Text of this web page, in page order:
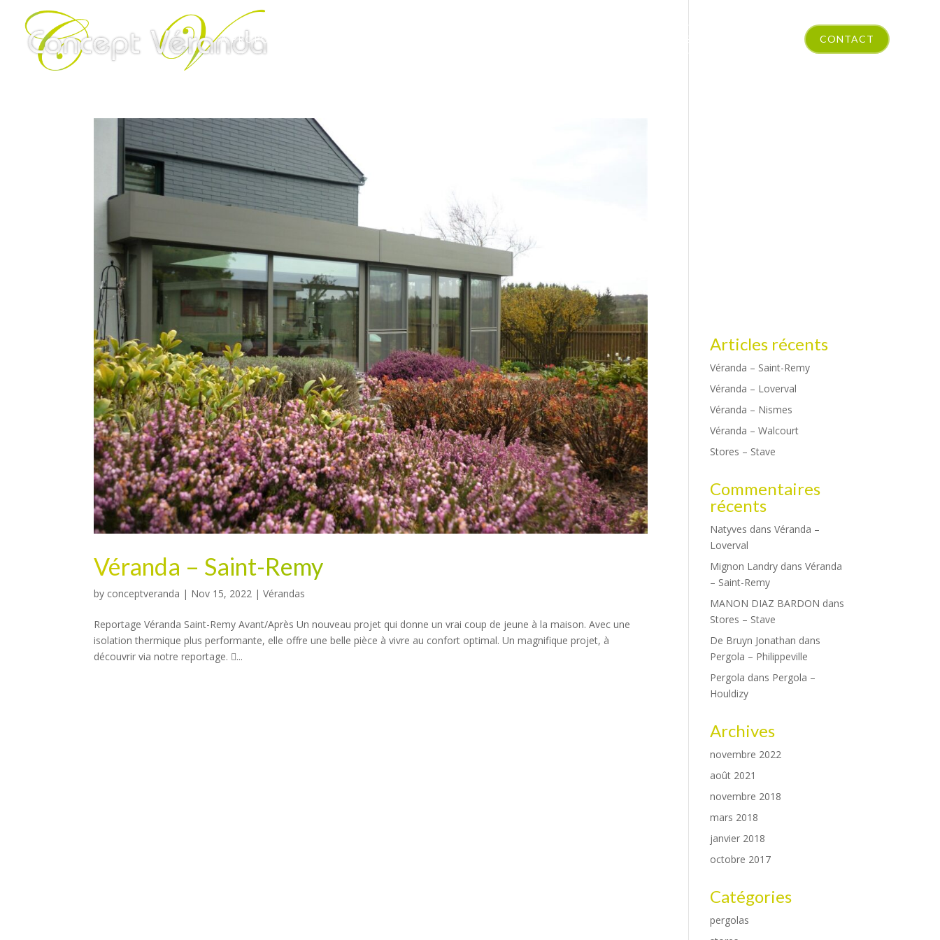
À PROPOS INTÉRIEUR TENDANCE CONTACT
Véranda – Saint-Remy
by conceptveranda | Nov 15, 2022 |Vérandas
Reportage Véranda Saint-Remy Avant/Après Un nouveau projet qui donne un vrai coup de jeune à la maison. Avec une
isolation thermique plus performante, elle offre une belle pièce à vivre au confort optimal. Un magnifique projet, à
découvrir via notre reportage. ...
Articles récents
Véranda – Saint-Remy
Véranda – Loverval
Véranda – Nismes
Véranda – Walcourt
Stores – Stave
Commentaires
récents
Natyves dansVéranda –
Loverval
Mignon Landry dansVéranda
– Saint-Remy
MANON DIAZ BARDON dans
Stores – Stave
De Bruyn Jonathan dans
Pergola – Philippeville
Pergola dans Pergola –
Houldizy
Archives
novembre 2022
août 2021
novembre 2018
mars 2018
janvier 2018
octobre 2017
Catégories
pergolas